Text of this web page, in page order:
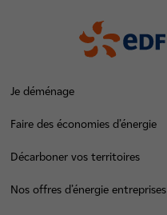
Je déménage
Faire des économies d’énergie
Décarboner vos territoires
Nos offres d’énergie entreprises